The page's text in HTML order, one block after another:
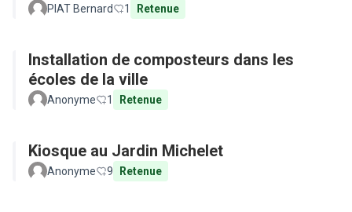
PIAT Bernard 1 Retenue
Installation de composteurs dans les
écoles de la ville
Anonyme 1 Retenue
Kiosque au Jardin Michelet
Anonyme 9 Retenue